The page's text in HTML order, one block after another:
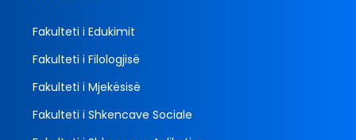
Fakulteti i Edukimit
Fakulteti i Filologjisë
Fakulteti i Mjekësisë
Fakulteti i Shkencave Sociale